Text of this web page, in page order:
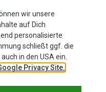
wir unsere
auf Dich
personalisierte
schließt ggf. die
in den USA ein.
Privacy Site.